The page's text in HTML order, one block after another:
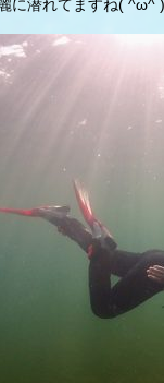
に潜れてますね( ^ω^ )